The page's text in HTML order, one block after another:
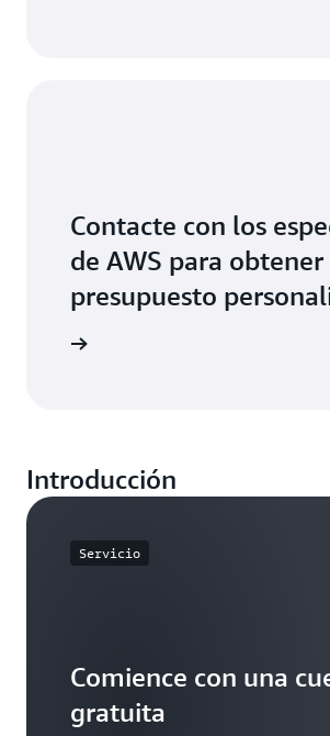
Contacte con los
de AWS para obtener
presupuesto
Introducción
Servicio
Comience con una
gratuita